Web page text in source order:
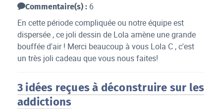
Commentaire(s) : 6
En cette période compliquée ou notre équipe est
dispersée , ce joli dessin de Lola amène une grande
bouffée d'air ! Merci beaucoup à vous Lola C , c'est
un très joli cadeau que vous nous faites!
3 idées reçues à déconstruire sur les
addictions